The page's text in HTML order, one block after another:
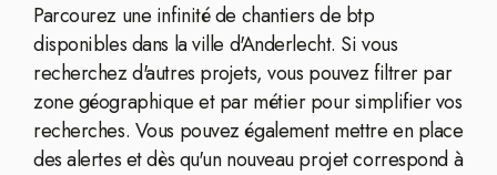
Parcourez une infinité de chantiers de btp
disponibles dans la ville d'Anderlecht. Si vous
recherchez d'autres projets, vous pouvez filtrer par
zone géographique et par métier pour simplifier vos
recherches. Vous pouvez également mettre en place
des alertes et dès qu'un nouveau projet correspond à